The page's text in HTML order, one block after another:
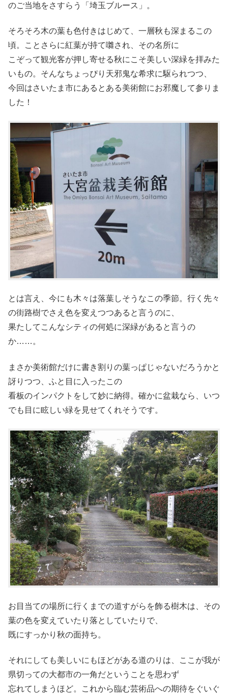
のご当地をさすらう「埼玉ブルース」。
そろそろ木の葉も色付きはじめて、一層秋も深まるこの
頃。ことさらに紅葉が持て囃され、その名所に
こぞって観光客が押し寄せる秋にこそ美しい深緑を拝みた
いもの。そんなちょっぴり天邪鬼な希求に駆られつつ、
今回はさいたま市にあるとある美術館にお邪魔して参りま
した！
とは言え、今にも木々は落葉しそうなこの季節。行く先々
の街路樹でさえ色を変えつつあると言うのに、
果たしてこんなシティの何処に深緑があると言うの
か……。
まさか美術館だけに書き割りの葉っぱじゃないだろうかと
訝りつつ、ふと目に入ったこの
看板のインパクトをして妙に納得。確かに盆栽なら、いつ
でも目に眩しい緑を見せてくれそうです。
お目当ての場所に行くまでの道すがらを飾る樹木は、その
葉の色を変えていたり落としていたりで、
既にすっかり秋の面持ち。
それにしても美しいにもほどがある道のりは、ここが我が
県切っての大都市の一角だということを思わず
忘れてしまうほど。これから臨む芸術品への期待をぐいぐ